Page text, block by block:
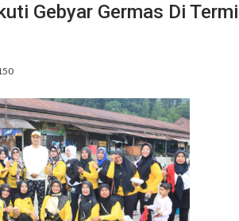
Gebyar Germas Di